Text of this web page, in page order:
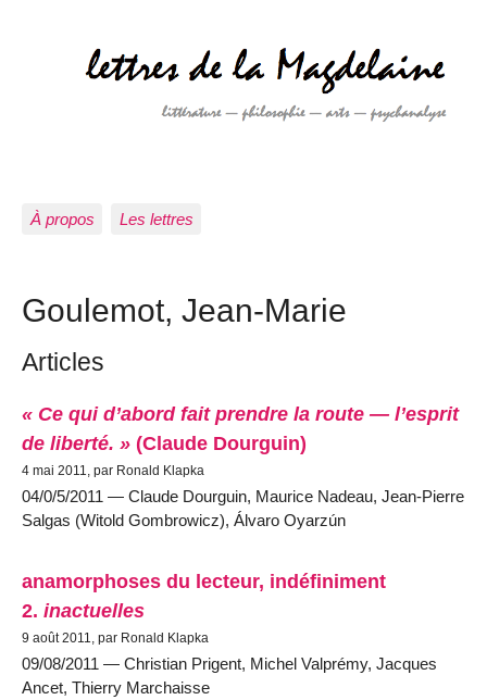
À propos Les lettres
Goulemot, Jean-Marie
Articles
« Ce qui d’abord fait prendre la route — l’esprit
de liberté. » (Claude Dourguin)
4 mai 2011, par Ronald Klapka
04/0/5/2011 — Claude Dourguin, Maurice Nadeau, Jean-Pierre
Salgas (Witold Gombrowicz), Álvaro Oyarzún
anamorphoses du lecteur, indéfiniment
2. inactuelles
9 août 2011, par Ronald Klapka
09/08/2011 — Christian Prigent, Michel Valprémy, Jacques
Ancet, Thierry Marchaisse